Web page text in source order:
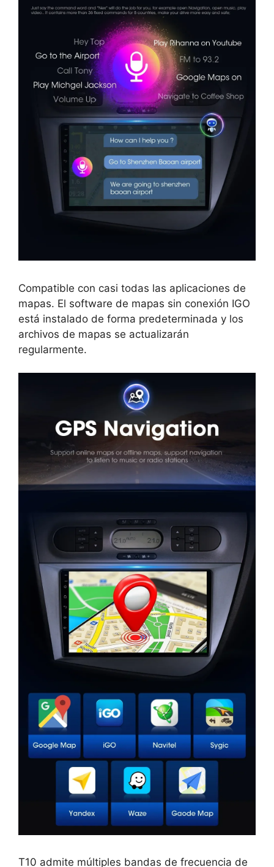
Compatible con casi todas las aplicaciones de
mapas. El software de mapas sin conexión IGO
está instalado de forma predeterminada y los
archivos de mapas se actualizarán
regularmente.
T10 admite múltiples bandas de frecuencia de